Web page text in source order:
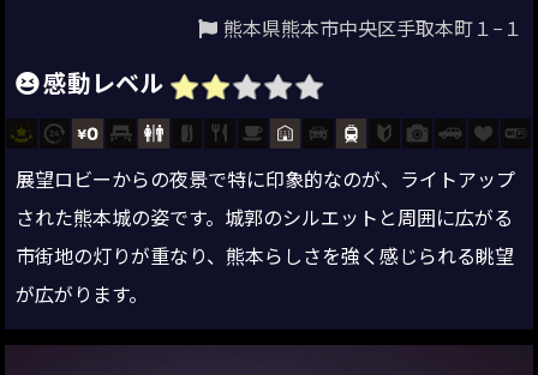
熊本県熊本市中央区手取本町１−１
感動レベル
展望ロビーからの夜景で特に印象的なのが、ライトアップ
された熊本城の姿です。城郭のシルエットと周囲に広がる
市街地の灯りが重なり、熊本らしさを強く感じられる眺望
が広がります。